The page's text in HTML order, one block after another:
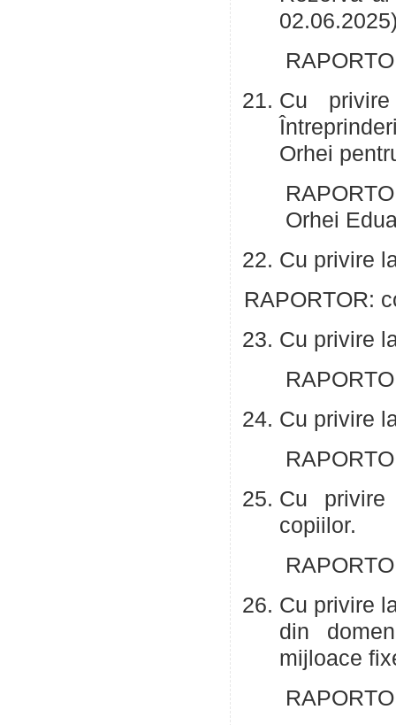
Cu
Orhei
Orhei
Cu privire
RAPORTOR:
Cu privire
Cu privire
Cu
Cu privire
din
mijloace